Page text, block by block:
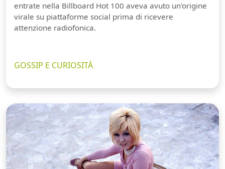
entrate nella Billboard Hot 100 aveva avuto un'origine
virale su piattaforme social prima di ricevere
attenzione radiofonica.
GOSSIP E CURIOSITÀ